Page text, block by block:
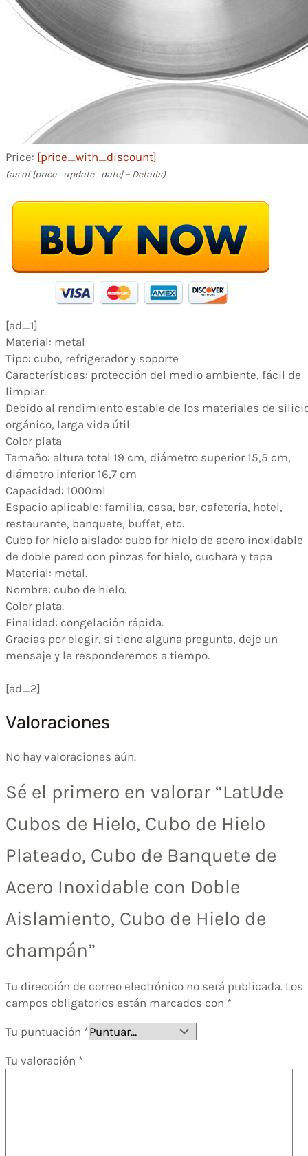
Price: [price_with_discount]
(as of [price_update_date] – Details)
[ad_1]
Material: metal
Tipo: cubo, refrigerador y soporte
Características: protección del medio ambiente, fácil de
limpiar.
Debido al rendimiento estable de los materiales de
orgánico, larga vida útil
Color plata
Tamaño: altura total 19 cm, diámetro superior 15,5 cm,
diámetro inferior 16,7 cm
Capacidad: 1000ml
Espacio aplicable: familia, casa, bar, cafetería, hotel,
restaurante, banquete, buffet, etc.
Cubo for hielo aislado: cubo for hielo de acero inoxidable
de doble pared con pinzas for hielo, cuchara y tapa
Material: metal.
Nombre: cubo de hielo.
Color plata.
Finalidad: congelación rápida.
Gracias por elegir, si tiene alguna pregunta, deje un
mensaje y le responderemos a tiempo.
[ad_2]
Valoraciones
No hay valoraciones aún.
Sé el primero en valorar “LatUde
Cubos de Hielo, Cubo de Hielo
Plateado, Cubo de Banquete de
Acero Inoxidable con Doble
Aislamiento, Cubo de Hielo de
champán”
Tu dirección de correo electrónico no será publicada. Los
campos obligatorios están marcados con *
Tu puntuación *
Tu valoración *